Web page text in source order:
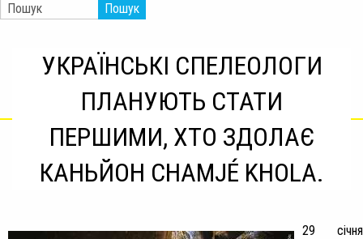
Пошук
УКРАЇНСЬКІ СПЕЛЕОЛОГИ
ПЛАНУЮТЬ СТАТИ
ПЕРШИМИ, ХТО ЗДОЛАЄ
КАНЬЙОН CHAMJÉ KHOLA.
29 січня